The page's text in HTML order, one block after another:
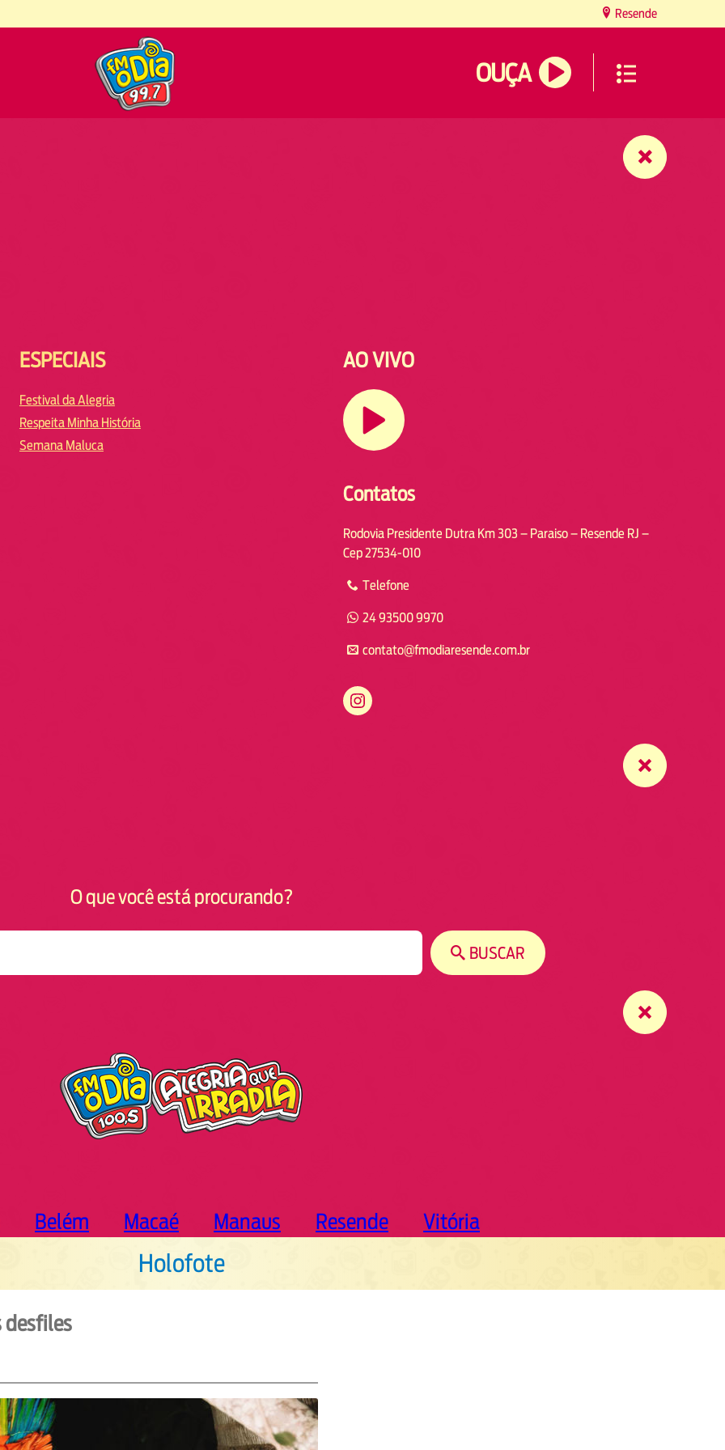
Resende
OUÇA
ESPECIAIS
Festival da Alegria
Respeita Minha História
Semana Maluca
AO VIVO
Contatos
Rodovia Presidente Dutra Km 303 – Paraiso – Resende RJ –
Cep 27534-010
Telefone
24 93500 9970
contato@fmodiaresende.com.br
https://www.instagram.com/fmodiaresende
O que você está procurando?
BUSCAR
Belém Macaé Manaus Resende Vitória
Holofote
desfiles